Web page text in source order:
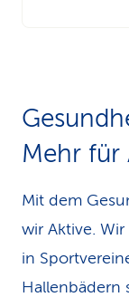
Mehr für
Mit dem
wir Aktive.
in
Hallenbädern